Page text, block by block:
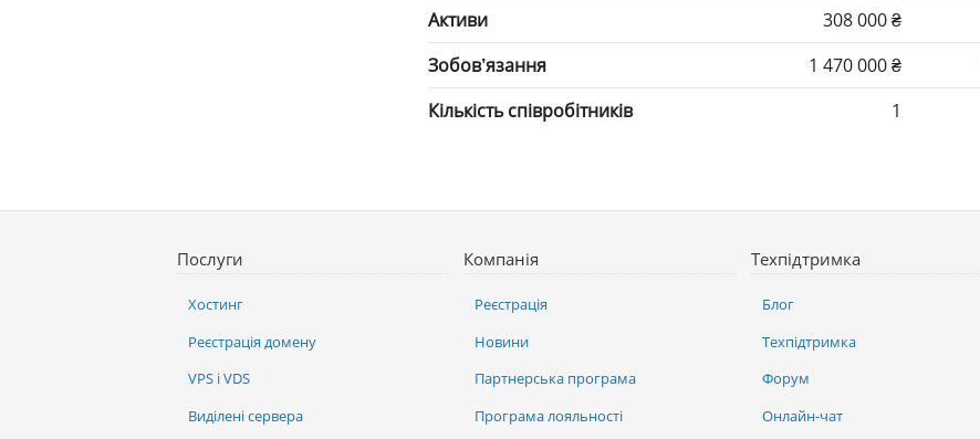
Активи
308 000 ₴
Зобов’язання
1 470 000 ₴
Кількість співробітників
1
Послуги
Хостинг
Реєстрація домену
VPS і VDS
Виділені сервера
Компанія
Реєстрація
Новини
Партнерська програма
Програма лояльності
Техпідтримка
Блог
Техпідтримка
Форум
Онлайн-чат